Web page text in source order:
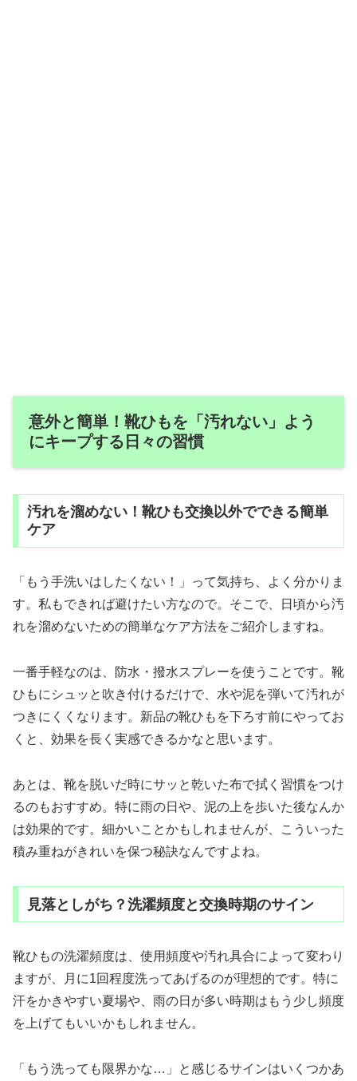
意外と簡単！靴ひもを「汚れない」よう
にキープする日々の習慣
汚れを溜めない！靴ひも交換以外でできる簡単
ケア
「もう手洗いはしたくない！」って気持ち、よく分かりま
す。私もできれば避けたい方なので。そこで、日頃から汚
れを溜めないための簡単なケア方法をご紹介しますね。
一番手軽なのは、防水・撥水スプレーを使うことです。靴
ひもにシュッと吹き付けるだけで、水や泥を弾いて汚れが
つきにくくなります。新品の靴ひもを下ろす前にやってお
くと、効果を長く実感できるかなと思います。
あとは、靴を脱いだ時にサッと乾いた布で拭く習慣をつけ
るのもおすすめ。特に雨の日や、泥の上を歩いた後なんか
は効果的です。細かいことかもしれませんが、こういった
積み重ねがきれいを保つ秘訣なんですよね。
見落としがち？洗濯頻度と交換時期のサイン
靴ひもの洗濯頻度は、使用頻度や汚れ具合によって変わり
ますが、月に1回程度洗ってあげるのが理想的です。特に
汗をかきやすい夏場や、雨の日が多い時期はもう少し頻度
を上げてもいいかもしれません。
「もう洗っても限界かな…」と感じるサインはいくつかあ